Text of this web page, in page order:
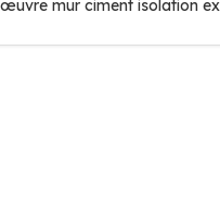
mur ciment isolation